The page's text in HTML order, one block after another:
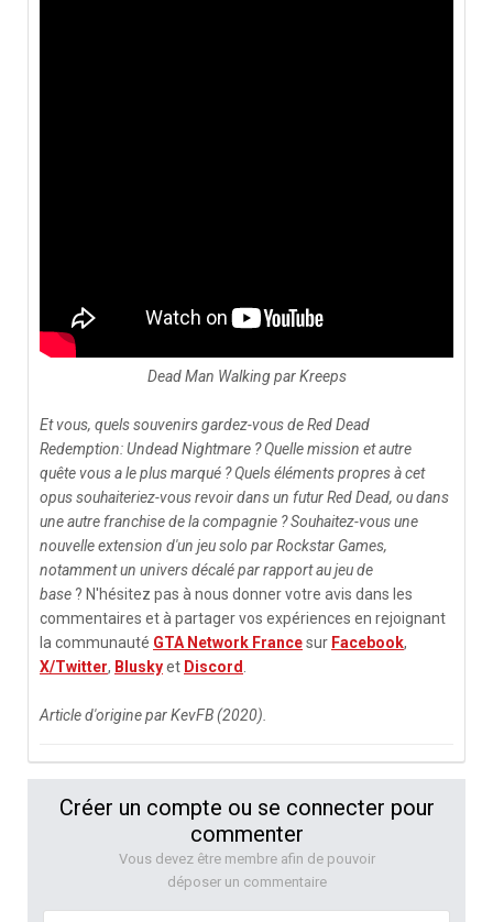
Dead Man Walking par Kreeps
Et vous, quels souvenirs gardez-vous de Red Dead
Redemption: Undead Nightmare ? Quelle mission et autre
quête vous a le plus marqué ? Quels éléments propres à cet
opus souhaiteriez-vous revoir dans un futurRed Dead, ou dans
une autre franchise de la compagnie ? Souhaitez-vous une
nouvelle extension d'un jeu solo par Rockstar Games,
notamment un univers décalé par rapport au jeu de
base ? N'hésitez pas à nous donner votre avis dans les
commentaires et à partager vos expériences en rejoignant
la communauté GTA Network Francesur Facebook,
X/Twitter, Bluskyet Discord
Article d'origine par KevFB (2020).
Créer un compte ou se connecter pour
commenter
Vous devez être membre afin de pouvoir
déposer un commentaire